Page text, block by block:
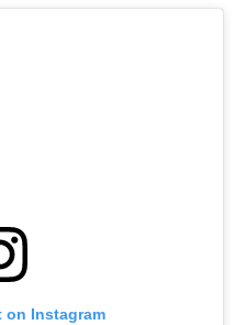
on Instagram